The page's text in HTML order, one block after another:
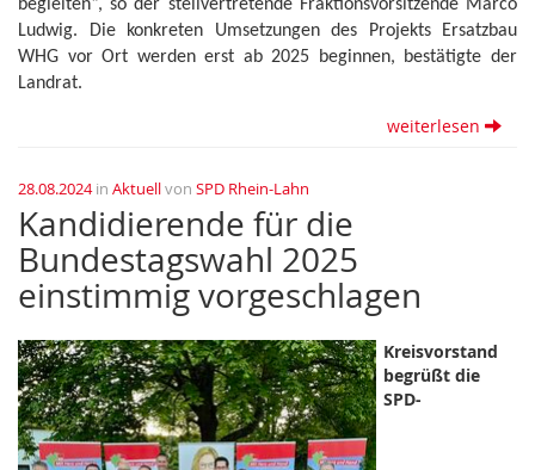
begleiten“, so der stellvertretende Fraktionsvorsitzende Marco
Ludwig. Die konkreten Umsetzungen des Projekts Ersatzbau
WHG vor Ort werden erst ab 2025 beginnen, bestätigte der
Landrat.
weiterlesen
28.08.2024 in Aktuellvon SPD Rhein-Lahn
Kandidierende für die
Bundestagswahl 2025
einstimmig vorgeschlagen
Kreisvorstand
begrüßt die
SPD-